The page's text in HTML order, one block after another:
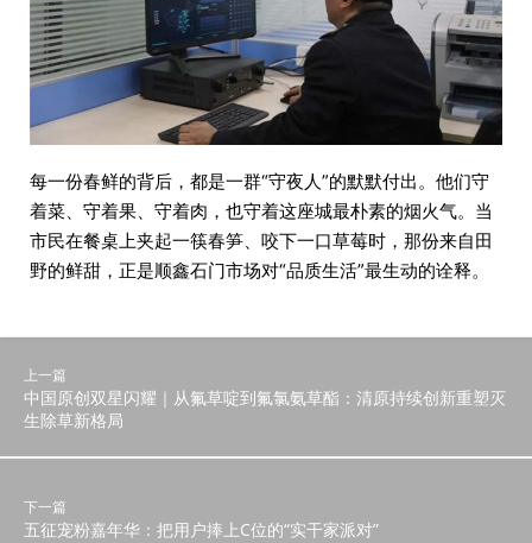
每一份春鲜的背后，都是一群“守夜人”的默默付出。他们守
着菜、守着果、守着肉，也守着这座城最朴素的烟火气。当
市民在餐桌上夹起一筷春笋、咬下一口草莓时，那份来自田
野的鲜甜，正是顺鑫石门市场对“品质生活”最生动的诠释。
上一篇
​中国原创双星闪耀｜从氟草啶到氟氯氨草酯：清原持续创新重塑灭
生除草新格局
下一篇
五征宠粉嘉年华：把用户捧上C位的“实干家派对”